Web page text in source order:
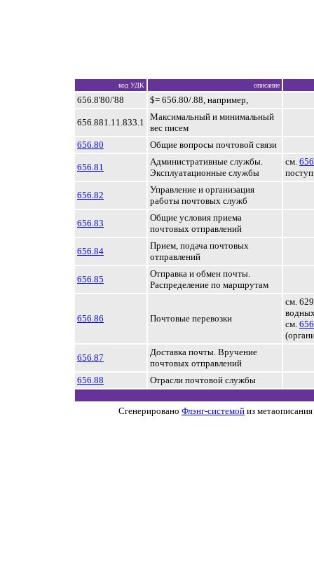
код УДК описание
656.8'80/'88 $= 656.80/.88, например,
656.881.11.833.1
Максимальный и минимальный
вес писем
656.80
Общие вопросы почтовой связи
656.81
Административные службы.
Эксплуатационные службы
см.
656.82
Управление и организация
работы почтовых служб
656.83
Общие условия приема
почтовых отправлений
656.84
Прием, подача почтовых
отправлений
656.85
Отправка и обмен почты.
Распределение по маршрутам
656.86 Почтовые перевозки
см.
см.
656.87
Доставка почты. Вручение
почтовых отправлений
656.88
Отрасли почтовой службы
Сгенерировано Флэнг-системой из